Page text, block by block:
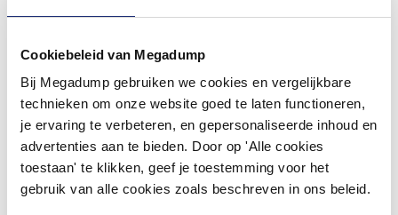
Cookiebeleid van Megadump
Bij Megadump gebruiken we cookies en vergelijkbare
technieken om onze website goed te laten functioneren,
je ervaring te verbeteren, en gepersonaliseerde inhoud en
advertenties aan te bieden. Door op 'Alle cookies
toestaan' te klikken, geef je toestemming voor het
gebruik van alle cookies zoals beschreven in ons beleid.
Meer info Meer info
#mijndroombadkamer